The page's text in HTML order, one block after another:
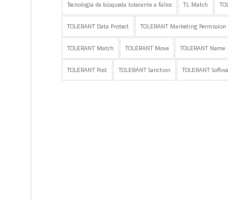
Tecnología de búsqueda tolerante a fallos TL Match
TOLERANT Data Protect TOLERANT Marketing
TOLERANT Match TOLERANT Move TOLERANT Name
TOLERANT Post TOLERANT Sanction TOLERANT